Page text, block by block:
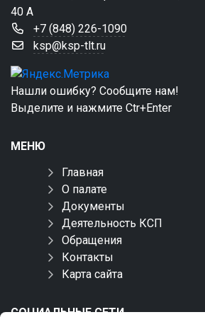
40 А
+7 (848) 226-1090
ksp@ksp-tlt.ru
Нашли ошибку? Сообщите нам!
Выделите и нажмите Ctr+Enter
МЕНЮ
Главная
О палате
Документы
Деятельность КСП
Обращения
Контакты
Карта сайта
СОЦИАЛЬНЫЕ СЕТИ